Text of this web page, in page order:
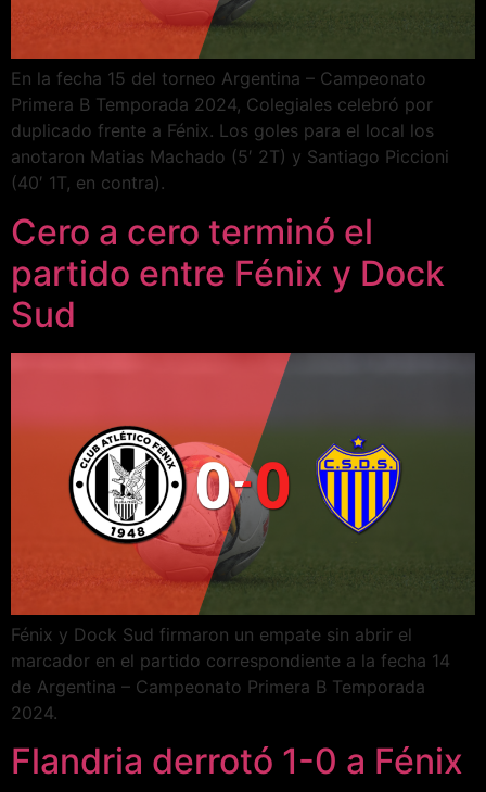
En la fecha 15 del torneo Argentina – Campeonato
Primera B Temporada 2024, Colegiales celebró por
duplicado frente a Fénix. Los goles para el local los
anotaron Matias Machado (5′ 2T) y Santiago Piccioni
(40′ 1T, en contra).
Cero a cero terminó el
partido entre Fénix y Dock
Sud
Fénix y Dock Sud firmaron un empate sin abrir el
marcador en el partido correspondiente a la fecha 14
de Argentina – Campeonato Primera B Temporada
2024.
Flandria derrotó 1-0 a Fénix